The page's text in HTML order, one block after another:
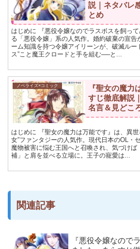
説｜ネタバレ
とめ
はじめに 『悪役令嬢なのでラスボスを飼っ
る「悪役令嬢」系の人気作。婚約破棄の宣告
ーム知識を持つ令嬢アイリーンが、破滅ルー
ス”こと魔王クロードと手を組む──と...
ノベライズ×コミック
『聖女の魔力
すじ徹底解説
名言＆見どこ
はじめに 『聖女の魔力は万能です』は、異
女”ファンタジーの人気作。現代日本のOL・
魔物被害に悩む王国へと召喚され、気づけば
補」と肩を並べる立場に。王子の寵愛は...
関連記事
『悪役令嬢なので